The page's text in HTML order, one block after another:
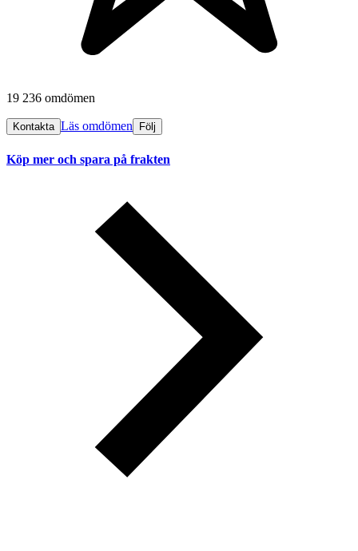
19 236 omdömen
Kontakta Läs omdömen Följ
Köp mer och spara på frakten